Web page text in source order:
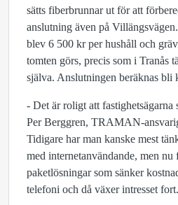
sätts fiberbrunnar ut för att
anslutning även på
blev 6 500 kr per hushåll och
tomten görs, precis som i Tranås
själva. Anslutningen beräknas bli
- Det är roligt att
Per Berggren, TRAMAN-
Tidigare har man kanske mest
med internetanvändande, men
paketlösningar som sänker
telefoni och då växer intresset fort.